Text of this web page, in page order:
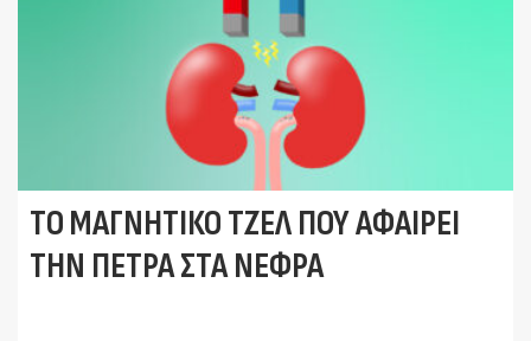
ΤΟ ΜΑΓΝΗΤΙΚΌ ΤΖΕΛ ΠΟΥ ΑΦΑΙΡΕΊ
ΤΗΝ ΠΈΤΡΑ ΣΤΑ ΝΕΦΡΆ